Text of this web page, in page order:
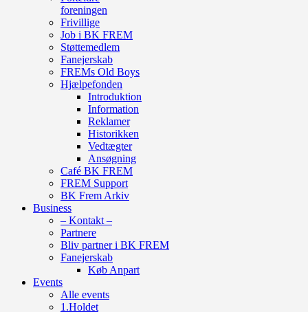
foreningen
Frivillige
Job i BK FREM
Støttemedlem
Fanejerskab
FREMs Old Boys
Hjælpefonden
Introduktion
Information
Reklamer
Historikken
Vedtægter
Ansøgning
Café BK FREM
FREM Support
BK Frem Arkiv
Business
– Kontakt –
Partnere
Bliv partner i BK FREM
Fanejerskab
Køb Anpart
Events
Alle events
1.Holdet